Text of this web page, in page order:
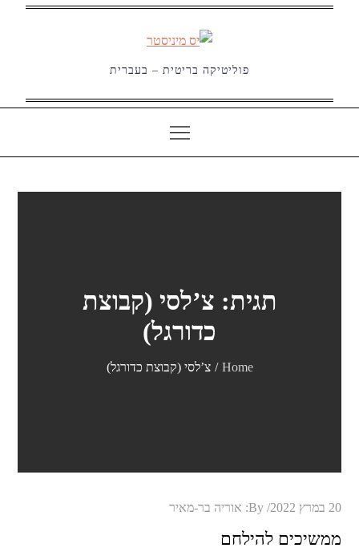
פוליטיקה בריטית – בעברית
תגית: צ’לסי (קבוצת
כדורגל)
Home צ’לסי (קבוצת כדורגל)
Posted
20 במרץ 2022 By: אוריה בר-מאיר
ממשיכים להילחם